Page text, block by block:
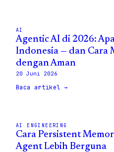
AI
Agentic AI di 2026:
Indonesia — dan Cara
dengan Aman
20 Juni 2026
Baca artikel →
AI ENGINEERING
Cara Persistent
Agent Lebih Berguna